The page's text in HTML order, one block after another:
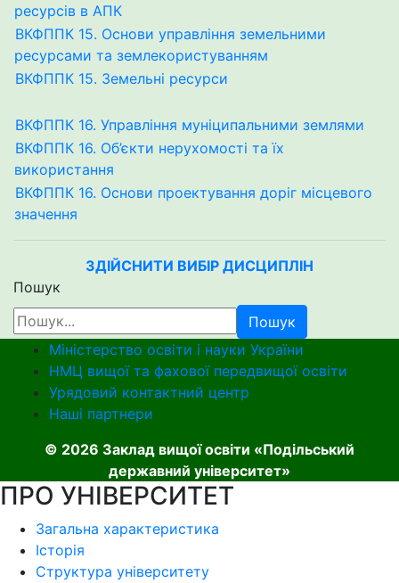
ресурсів в АПК
ВКФППК 15. Основи управління земельними
ресурсами та землекористуванням
ВКФППК 15. Земельні ресурси
ВКФППК 16. Управління муніципальними землями
ВКФППК 16. Об’єкти нерухомості та їх
використання
ВКФППК 16. Основи проектування доріг місцевого
значення
ЗДІЙСНИТИ ВИБІР ДИСЦИПЛІН
Пошук
Пошук
Міністерство освіти і науки України
НМЦ вищої та фахової передвищої освіти
Урядовий контактний центр
Наші партнери
© 2026 Заклад вищої освіти «Подільський
державний університет»
ПРО УНІВЕРСИТЕТ
Загальна характеристика
Історія
Структура університету